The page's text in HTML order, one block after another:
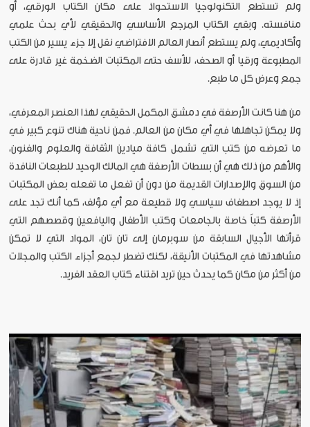
ولم تستطع التكنولوجيا الاستحواذ على مكان الكتاب الورقي، أو
منافسته. وبقي الكتاب المرجع الأساسي والحقيقي لأي بحث علمي
وأكاديمي، ولم يستطع أنصار العالم الافتراضي نقل إلا جزء يسير من الكتب
المطبوعة ورقيا أو الصحف، للأسف حتى المكتبات الضخمة غير قادرة على
جمع وعرض كل ما طبع.
من هنا كانت الأرصفة في دمشق المكمل الحقيقي لهذا العنصر المعرفي،
ولا يمكن تجاهلها في أي مكان من العالم. فمن ناحية هناك تنوع كبير في
ما تعرضه من كتب التي تشمل كافة ميادين الثقافة والعلوم والفنون،
والأهم من ذلك هي أن بسطات الأرصفة هي المالك الوحيد للطبعات النافدة
من السوق والإصدارات القديمة من دون أن تفعل ما تفعله بعض المكتبات
إذ لا يوجد اصطفاف سياسي ولا قطيعة مع أي مؤلف، كما أنك تجد على
الأرصفة كتباً خاصة بالجامعات وكتب الأطفال واليافعين وقصصهم التي
قرأتها الأجيال السابقة من سوبرمان إلى تان تان، المواد التي لا تمكن
مشاهدتها في المكتبات الأنيقة، لكنك تضطر لجمع أجزاء الكتب والمجلات
من أكثر من مكان كما يحدث حين تريد اقتناء كتاب العقد الفريد.